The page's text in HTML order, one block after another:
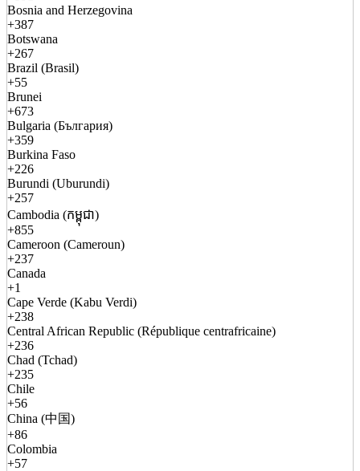
Bosnia and Herzegovina
+387
Botswana
+267
Brazil (Brasil)
+55
Brunei
+673
Bulgaria (България)
+359
Burkina Faso
+226
Burundi (Uburundi)
+257
Cambodia (កម្ពុជា)
+855
Cameroon (Cameroun)
+237
Canada
+1
Cape Verde (Kabu Verdi)
+238
Central African Republic (République centrafricaine)
+236
Chad (Tchad)
+235
Chile
+56
China (中国)
+86
Colombia
+57